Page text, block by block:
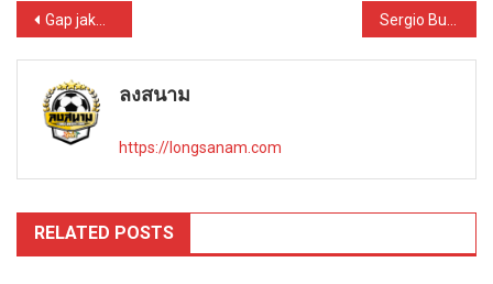
Post
navigation
Gap jakarin เปิดวาร์ปหนุ่มงานดีชาวไทย กล้ามเนื้อแน่น หุ่นสวยทรงเสน่ห์
ลงสนาม
https://longsanam.com
RELATED POSTS